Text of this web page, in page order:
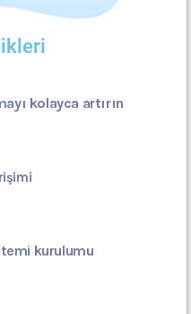
kolayca artırın
kurulumu